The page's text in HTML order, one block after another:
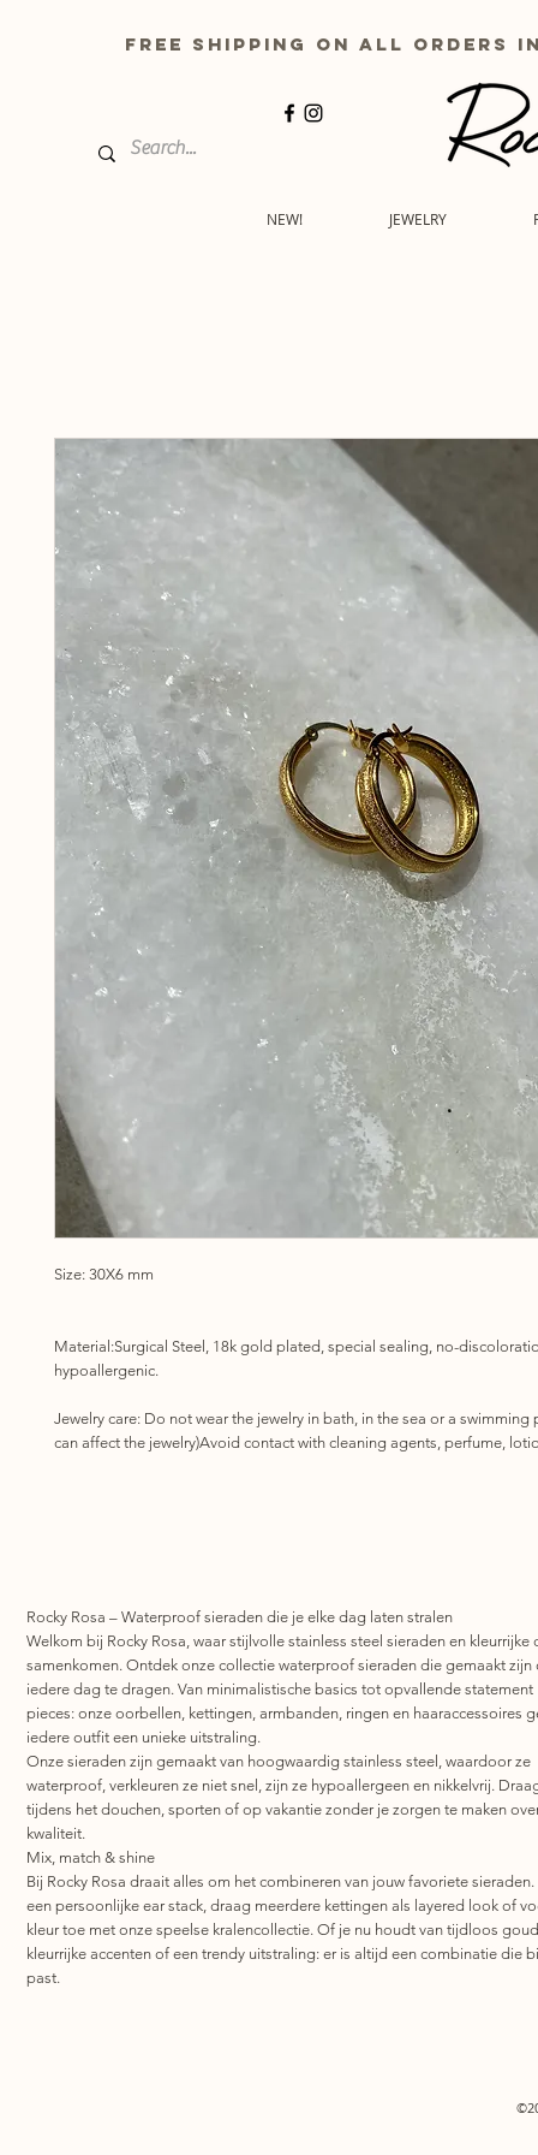
free shipping on all
NEW! JEWELRY
Size: 30X6 mm
Material:Surgical Steel, 18k gold plated, special sealing, no-
hypoallergenic.
Jewelry care: Do not wear the jewelry in bath, in the sea or a swimming
can affect the jewelry)Avoid contact with cleaning agents, perfume,
Rocky Rosa – Waterproof sieraden die je elke dag laten stralen
Welkom bij Rocky Rosa, waar stijlvolle stainless steel sieraden en kleurrijke
samenkomen. Ontdek onze collectie waterproof sieraden die gemaakt zijn
iedere dag te dragen. Van minimalistische basics tot opvallende statement
pieces: onze oorbellen, kettingen, armbanden, ringen en haaraccessoires
iedere outfit een unieke uitstraling.
Onze sieraden zijn gemaakt van hoogwaardig stainless steel, waardoor ze
waterproof, verkleuren ze niet snel, zijn ze hypoallergeen en nikkelvrij.
tijdens het douchen, sporten of op vakantie zonder je zorgen te maken
kwaliteit.
Mix, match & shine
Bij Rocky Rosa draait alles om het combineren van jouw favoriete sieraden.
een persoonlijke ear stack, draag meerdere kettingen als layered look of
kleur toe met onze speelse kralencollectie. Of je nu houdt van tijdloos
kleurrijke accenten of een trendy uitstraling: er is altijd een combinatie die
past.